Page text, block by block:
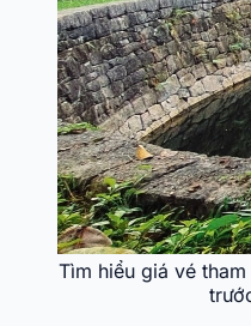
Tìm hiểu giá vé